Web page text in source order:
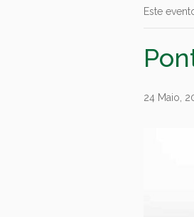
Este
24 Maio,